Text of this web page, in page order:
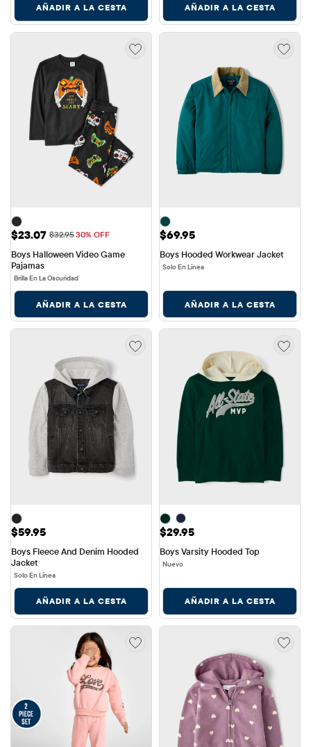
Precio de venta: $23.07
$23.07
Boys Halloween Video Game
Pajamas
Brilla En La Oscuridad
AÑADIR A LA CESTA
Precio: $69.95
$69.95
Boys Hooded Workwear Jacket
Solo En Línea
AÑADIR A LA CESTA
Precio: $59.95
$59.95
Boys Fleece And Denim Hooded
Jacket
Solo En Línea
AÑADIR A LA CESTA
Precio: $29.95
$29.95
Boys Varsity Hooded Top
Nuevo
AÑADIR A LA CESTA